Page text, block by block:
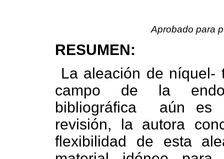
Aprobado para
RESUMEN:
La aleación de níquel-
campo de la
bibliográfica
aún es
revisión,
la autora
flexibilidad de esta